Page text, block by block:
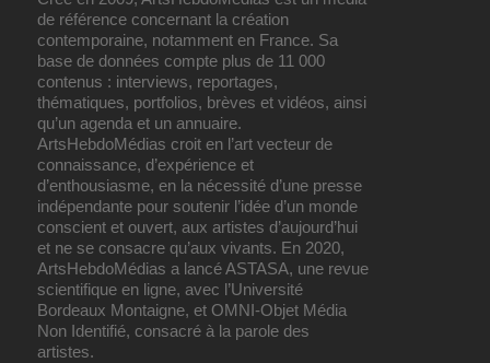
de référence concernant la création
contemporaine, notamment en France. Sa
base de données compte plus de 11 000
contenus : interviews, reportages,
thématiques, portfolios, brèves et vidéos, ainsi
qu’un agenda et un annuaire.
ArtsHebdoMédias croit en l’art vecteur de
connaissance, d’expérience et
d’enthousiasme, en la nécessité d’une presse
indépendante pour soutenir l’idée d’un monde
conscient et ouvert, aux artistes d’aujourd’hui
et ne se consacre qu’aux vivants. En 2020,
ArtsHebdoMédias a lancé ASTASA, une revue
scientifique en ligne, avec l’Université
Bordeaux Montaigne, et OMNI-Objet Média
Non Identifié, consacré à la parole des
artistes.